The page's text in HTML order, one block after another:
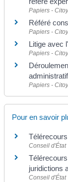
Papiers -
Référé
Papiers -
Litige avec
Papiers -
administratif
Papiers -
Pour en savoir
Conseil d'État
juridictions
Conseil d'État